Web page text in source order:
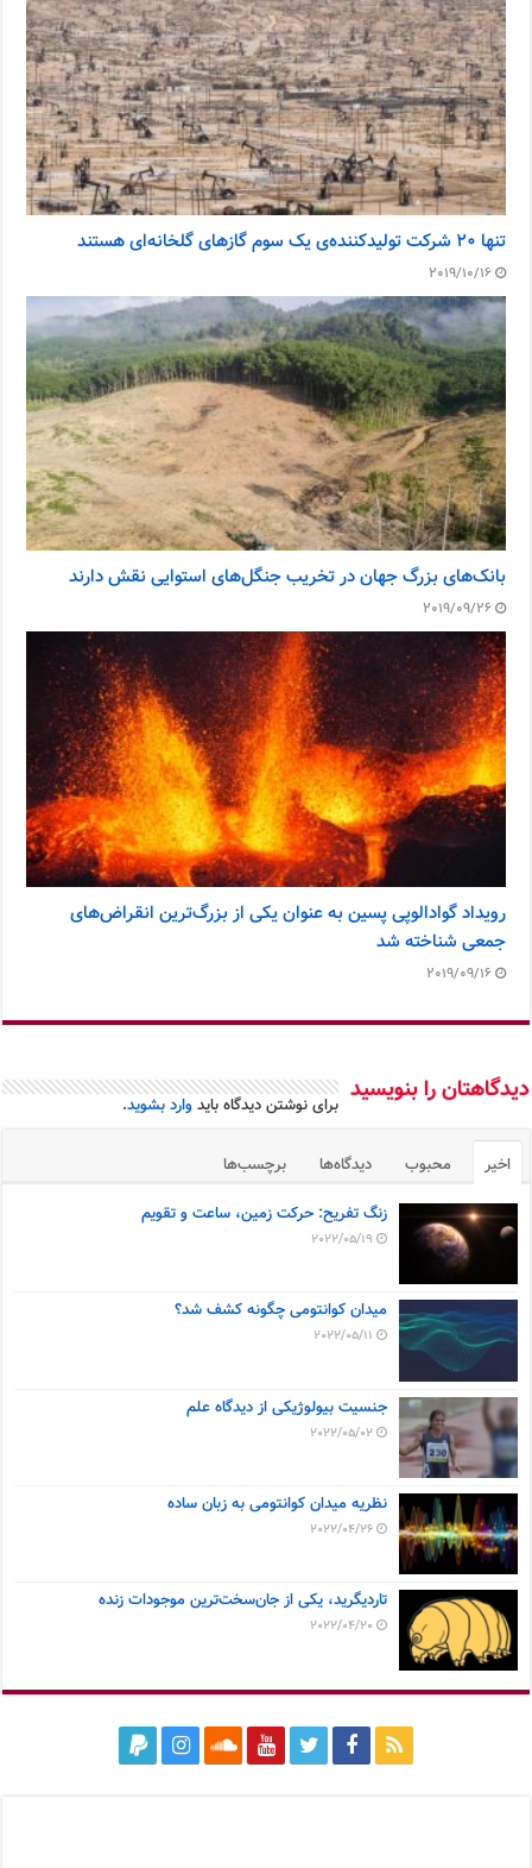
تنها ۲۰ شرکت تولیدکننده‌ی یک سوم گازهای گلخانه‌ای هستند
2019/10/16
بانک‌های بزرگ جهان در تخریب جنگل‌های استوایی نقش دارند
2019/09/26
رویداد گوادالوپی پسین به عنوان یکی از بزرگ‌ترین انقراض‌های
جمعی شناخته شد
2019/09/16
دیدگاهتان را بنویسید برای نوشتن دیدگاه بایدوارد بشوید.
اخیر محبوب دیدگاه‌ها برچسب‌ها
زنگ تفریح: حرکت زمین، ساعت و تقویم
2022/05/19
میدان کوانتومی چگونه کشف شد؟
2022/05/11
جنسیت بیولوژیکی از دیدگاه علم
2022/05/02
نظریه میدان کوانتومی به زبان ساده
2022/04/26
تاردیگرید، یکی از جان‌سخت‌ترین موجودات زنده
2022/04/20